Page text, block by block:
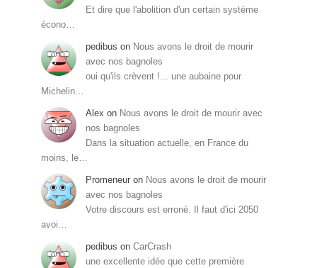
Et dire que l'abolition d'un certain système
écono…
pedibus on Nous avons le droit de mourir
avec nos bagnoles
oui qu'ils crèvent !... une aubaine pour
Michelin…
Alex on Nous avons le droit de mourir avec
nos bagnoles
Dans la situation actuelle, en France du
moins, le…
Promeneur on Nous avons le droit de mourir
avec nos bagnoles
Votre discours est erroné. Il faut d'ici 2050
avoi…
pedibus on CarCrash
une excellente idée que cette première